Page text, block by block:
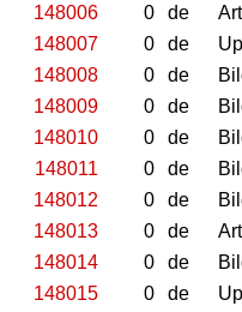
148006
0 de
148007
0 de
148008
0 de
148009
0 de
148010
0 de
148011
0 de
148012
0 de
148013
0 de
148014
0 de
148015
0 de